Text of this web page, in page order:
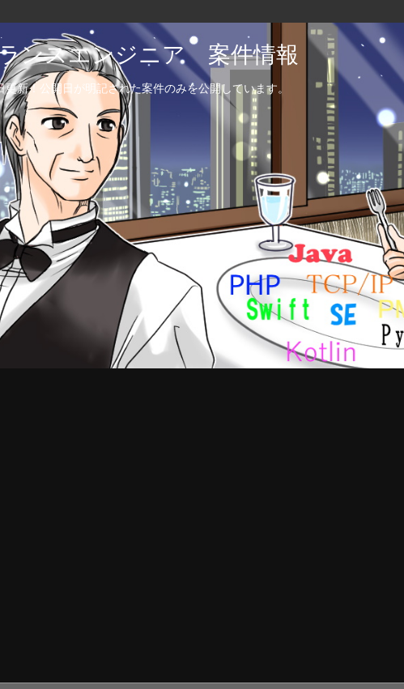
ンスエンジニア 案件情報
新！公開日が明記された案件のみを公開しています。